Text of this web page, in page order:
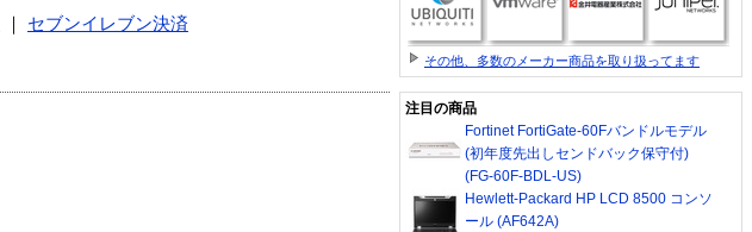
セブンイレブン決済
その他、多数のメーカー商品を取り扱ってます
注目の商品
Fortinet FortiGate-60Fバンドルモデル
(初年度先出しセンドバック保守付)
(FG-60F-BDL-US)
Hewlett-Packard HP LCD 8500 コンソ
ール (AF642A)